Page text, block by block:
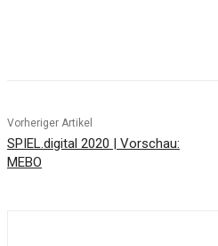
Vorheriger Artikel
SPIEL.digital 2020 | Vorschau:
MEBO